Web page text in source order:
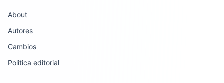
About
Autores
Cambios
Politica editorial